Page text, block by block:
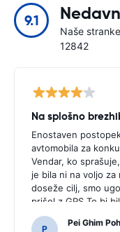
9.1
Naše
12842
Enostaven
avtomobila za
Vendar, ko
je bila ni na voljo za
doseže cilj, smo
prišel z GPS.To bi
odločili za nakup
potrebno za
P
Pei Ghim Poh